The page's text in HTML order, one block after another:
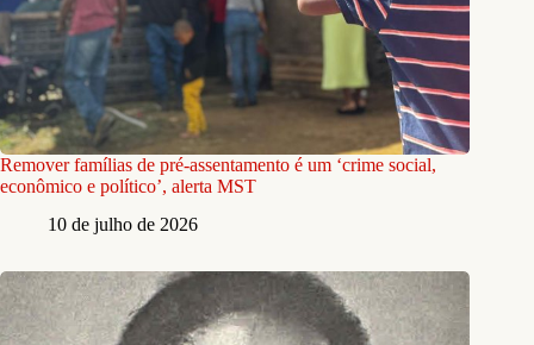
Remover famílias de pré-assentamento é um ‘crime social,
econômico e político’, alerta MST
10 de julho de 2026